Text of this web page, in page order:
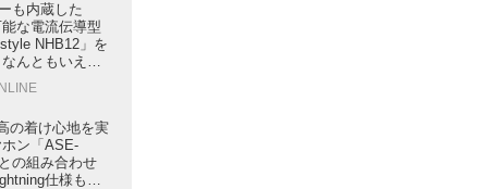
も内蔵した
な電流伝導型
NHB12」を
んともいえな
ドに、有線タ
認した
の着け心地を実
ン「ASE-
の組み合わせ
仕様もラ